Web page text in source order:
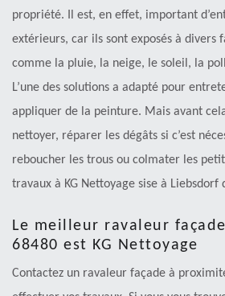
propriété. Il est, en effet, important
extérieurs, car ils sont exposés à divers
comme la pluie, la neige, le soleil, la
L’une des solutions a adapté pour
appliquer de la peinture. Mais avant
nettoyer, réparer les dégâts si c’est
reboucher les trous ou colmater les
travaux à KG Nettoyage sise à Liebsdorf
Le meilleur ravaleur
68480 est KG Nettoyage
Contactez un ravaleur façade à